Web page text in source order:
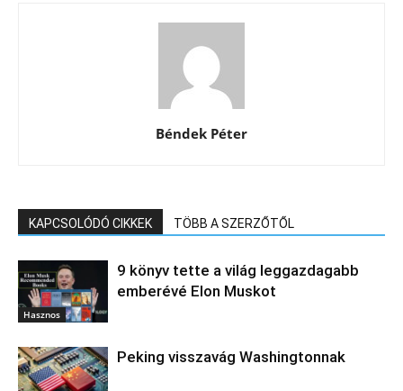
Béndek Péter
KAPCSOLÓDÓ CIKKEK TÖBB A SZERZŐTŐL
Hasznos
9 könyv tette a világ leggazdagabb
emberévé Elon Muskot
Peking visszavág Washingtonnak